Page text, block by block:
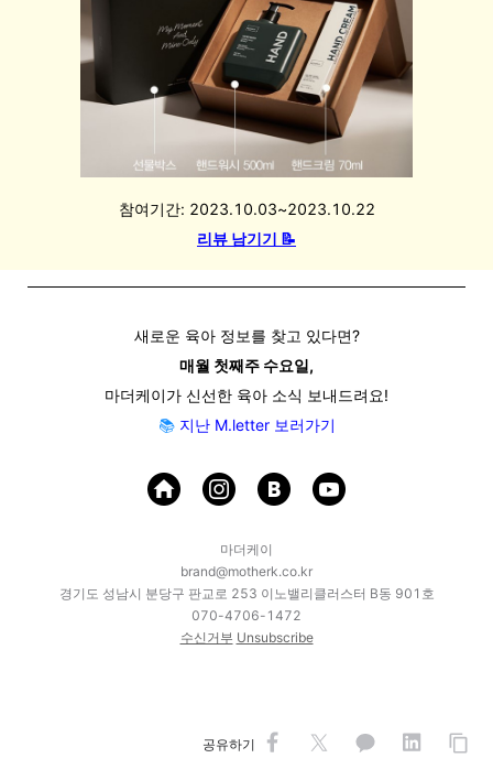
참여기간: 2023.10.03~2023.10.22
리뷰 남기기 📝
새로운 육아 정보를 찾고 있다면?
매월 첫째주 수요일,
마더케이가 신선한 육아 소식 보내드려요!
📚 지난 M.letter 보러가기
마더케이
brand@motherk.co.kr
경기도 성남시 분당구 판교로 253 이노밸리클러스터 B동 901호
070-4706-1472
수신거부 Unsubscribe
공유하기